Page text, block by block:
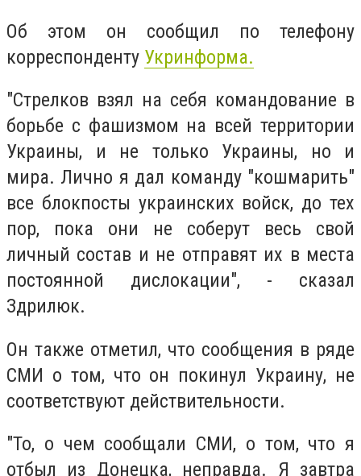
Об этом он сообщил по телефону
корреспонденту Укринформа.
"Стрелков взял на себя командование в
борьбе с фашизмом на всей территории
Украины, и не только Украины, но и
мира. Лично я дал команду "кошмарить"
все блокпосты украинских войск, до тех
пор, пока они не соберут весь свой
личный состав и не отправят их в места
постоянной дислокации", - сказал
Здрилюк.
Он также отметил, что сообщения в ряде
СМИ о том, что он покинул Украину, не
соответствуют действительности.
"То, о чем сообщали СМИ, о том, что я
отбыл из Донецка, неправда. Я завтра